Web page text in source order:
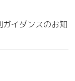
イダンスのお知